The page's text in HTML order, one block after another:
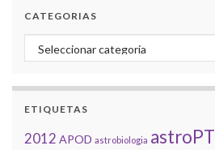
CATEGORIAS
Categorias
ETIQUETAS
2012 APOD astrobiologia astroPT